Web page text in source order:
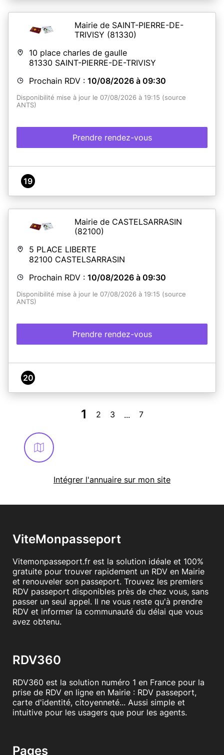
Mairie de SAINT-PIERRE-DE-
TRIVISY (81330)
10 place charles de gaulle
81330 SAINT-PIERRE-DE-TRIVISY
Prochain RDV : 10/08/2026 à 09:30
Disponibilité mise à jour le 07/08/2026 à 19:15 (source
ANTS)
Prendre rendez-vous
19
Mairie de CASTELSARRASIN
(82100)
5 PLACE LIBERTE
82100 CASTELSARRASIN
Prochain RDV : 10/08/2026 à 09:30
Disponibilité mise à jour le 07/08/2026 à 19:15 (source
ANTS)
Prendre rendez-vous
20
1 2 3 ... 7
Intégrer l'annuaire sur mon site
ViteMonpasseport
Vitemonpasseport.fr est la solution idéale et 100%
gratuite pour trouver rapidement un RDV en Mairie
et renouveler son passeport. Trouvez les premiers
RDV passeport disponibles près de chez vous, sans
passer un seul appel. Il ne vous reste qu'à prendre
RDV et informer la communauté du délai que vous
avez obtenu.
RDV360
RDV360 est la solution numéro 1 en France pour la
prise de RDV en ligne en Mairie : RDV passeport,
carte d'identité, citoyenneté... Aussi simple et
intuitive pour les usagers que pour les agents.
Pages